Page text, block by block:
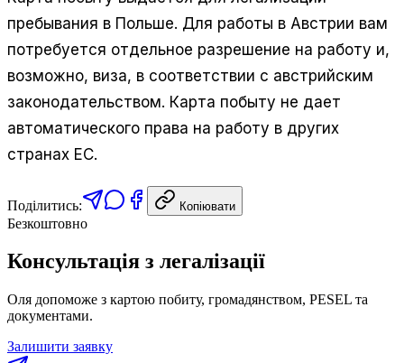
пребывания в Польше. Для работы в Австрии вам
потребуется отдельное разрешение на работу и,
возможно, виза, в соответствии с австрийским
законодательством. Карта побыту не дает
автоматического права на работу в других
странах ЕС.
Поділитись: Копіювати
Безкоштовно
Консультація з легалізації
Оля допоможе з картою побиту, громадянством, PESEL та
документами.
Залишити заявку